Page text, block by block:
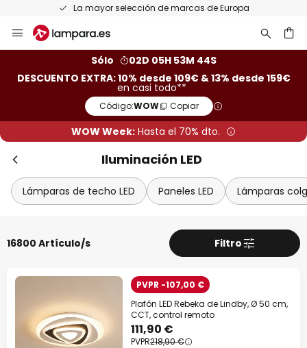
Devoluciones gratis en un plazo de 50 días
al
Sólo
02D 05H 53M 42S
DESCUENTO EXTRA: 10% desde 109€ & 13% desde 159€
en casi todo**
Código:WOW Copiar
WOW Week: Hasta el 70% dto.
Iluminación LED
Lámparas de techo LED Paneles LED Lámparas
16800 Artículo/s Filtro
PVPR -107,00 €
Plafón LED Rebeka de Lindby, Ø 50 cm,
CCT, control remoto
111,90 €
PVPR218,90 €
Descuento extra
desde 109 €
-13% EXTRA.desde 159 €
en casi todo*
Código descuento:WOW